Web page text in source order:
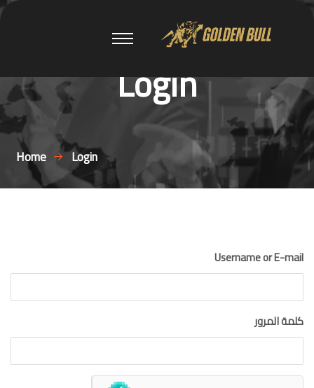
Login
Home Login
Username or E-mail
كلمة المرور